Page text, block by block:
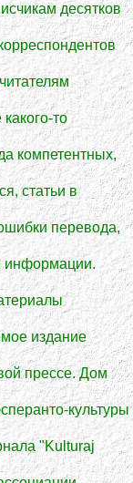
десятков
то
компетентных,
статьи в
перевода,
информации.
издание
прессе. Дом
культуры
"Kulturaj